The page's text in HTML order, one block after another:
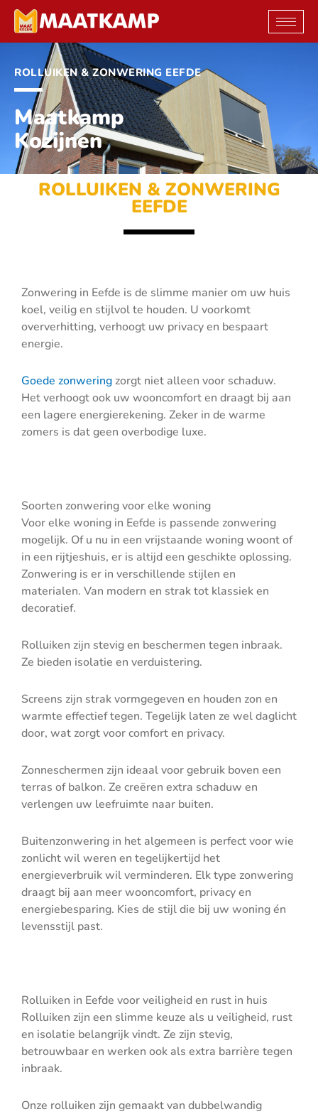
naar
de
ROLLUIKEN & ZONWERING EEFDE
Maatkamp
Kozijnen
ROLLUIKEN & ZONWERING
EEFDE
Zonwering in Eefde is de slimme manier om uw huis
koel, veilig en stijlvol te houden. U voorkomt
oververhitting, verhoogt uw privacy en bespaart
energie.
Goede zonwering zorgt niet alleen voor schaduw.
Het verhoogt ook uw wooncomfort en draagt bij aan
een lagere energierekening. Zeker in de warme
zomers is dat geen overbodige luxe.
Soorten zonwering voor elke woning
Voor elke woning in Eefde is passende zonwering
mogelijk. Of u nu in een vrijstaande woning woont of
in een rijtjeshuis, er is altijd een geschikte oplossing.
Zonwering is er in verschillende stijlen en
materialen. Van modern en strak tot klassiek en
decoratief.
Rolluiken zijn stevig en beschermen tegen inbraak.
Ze bieden isolatie en verduistering.
Screens zijn strak vormgegeven en houden zon en
warmte effectief tegen. Tegelijk laten ze wel daglicht
door, wat zorgt voor comfort en privacy.
Zonneschermen zijn ideaal voor gebruik boven een
terras of balkon. Ze creëren extra schaduw en
verlengen uw leefruimte naar buiten.
Buitenzonwering in het algemeen is perfect voor wie
zonlicht wil weren en tegelijkertijd het
energieverbruik wil verminderen. Elk type zonwering
draagt bij aan meer wooncomfort, privacy en
energiebesparing. Kies de stijl die bij uw woning én
levensstijl past.
Rolluiken in Eefde voor veiligheid en rust in huis
Rolluiken zijn een slimme keuze als u veiligheid, rust
en isolatie belangrijk vindt. Ze zijn stevig,
betrouwbaar en werken ook als extra barrière tegen
inbraak.
Onze rolluiken zijn gemaakt van dubbelwandig